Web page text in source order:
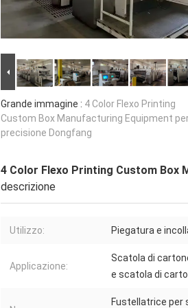
Grande immagine : 4 Color Flexo Printing
Custom Box Manufacturing Equipment
precisione Dongfang
4 Color Flexo Printing Custom Box
descrizione
Utilizzo: Piegatura e
Applicazione:
Scatola di
e scatola di
Fustellatrice